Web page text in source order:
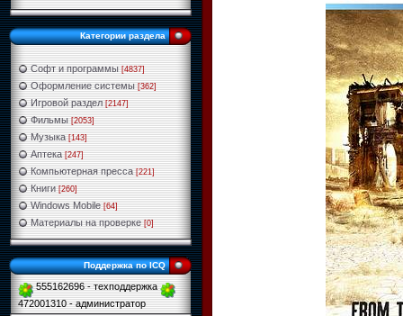
Категории раздела
Софт и программы [4837]
Оформление системы [362]
Игровой раздел [2147]
Фильмы [2053]
Музыка [143]
Аптека [247]
Компьютерная пресса [221]
Книги [260]
Windows Mobile [64]
Материалы на проверке [0]
Поддержка по ICQ
555162696 - техподдержка
472001310 - администратор